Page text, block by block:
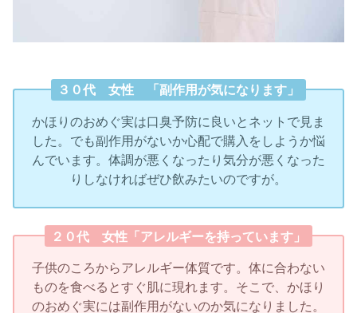
３０代 女性 「副作用が気になります」
かほりのおめぐ実は口臭予防に良いとネットで見ま
した。でも副作用がないか心配で購入をしようか悩
んでいます。体調が悪くなったり気分が悪くなった
りしなければぜひ飲みたいのですが。
２０代 女性「アレルギーを持っています」
子供のころからアレルギー体質です。体に合わない
ものを食べるとすぐ肌に現れます。そこで、かほり
のおめぐ実には副作用がないのか気になりました。